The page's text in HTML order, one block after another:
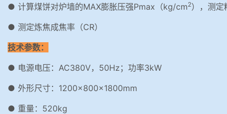
● 计算煤饼对炉墙的MAX膨胀压强Pmax（kg/cm2），测
● 测定炼焦成焦率（CR）
技术参数：
● 电源电压：AC380V，50Hz；功率3kW
● 外形尺寸：1200×800×1800mm
● 重量：520kg